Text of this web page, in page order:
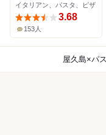
イタリアン、パスタ、ピザ
3.68
153人
屋久島×パ